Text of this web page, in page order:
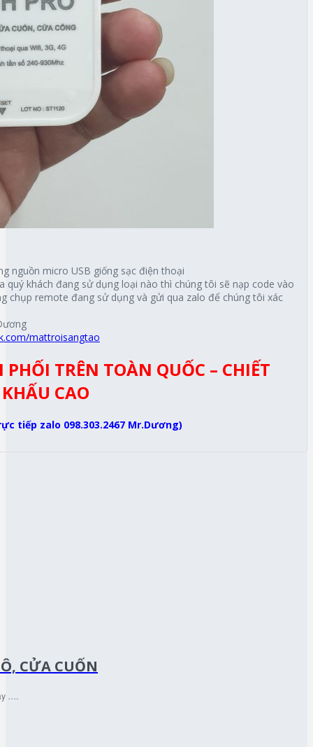
nguồn micro USB giống sạc điện thoại
quý khách đang sử dụng loại nào thì chúng tôi sẽ nạp code vào
chụp remote đang sử dụng và gửi qua zalo để chúng tôi xác
mattroisangtao
TRÊN TOÀN QUỐC – CHIẾT
KHẤU CAO
tiếp zalo 098.303.2467 Mr.Dương)
CỬA CUỐN
….